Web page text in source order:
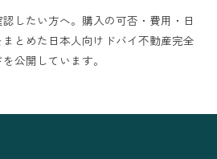
したい方へ。購入の可否・費用・日
とめた 日本人向けドバイ不動産完全
を公開しています。